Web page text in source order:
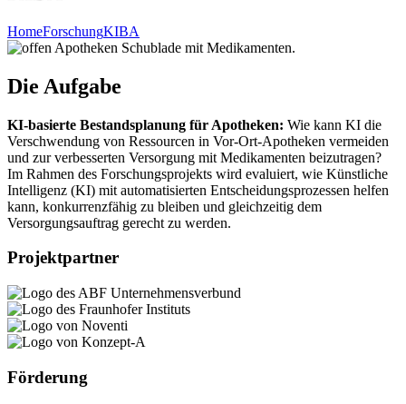
HomeForschungKIBA
Die Aufgabe
KI-basierte Bestandsplanung für Apotheken: Wie kann KI die
Verschwendung von Ressourcen in Vor-Ort-Apotheken vermeiden
und zur verbesserten Versorgung mit Medikamenten beizutragen?
Im Rahmen des Forschungsprojekts wird evaluiert, wie Künstliche
Intelligenz (KI) mit automatisierten Entscheidungsprozessen helfen
kann, konkurrenzfähig zu bleiben und gleichzeitig dem
Versorgungsauftrag gerecht zu werden.
Projektpartner
Förderung